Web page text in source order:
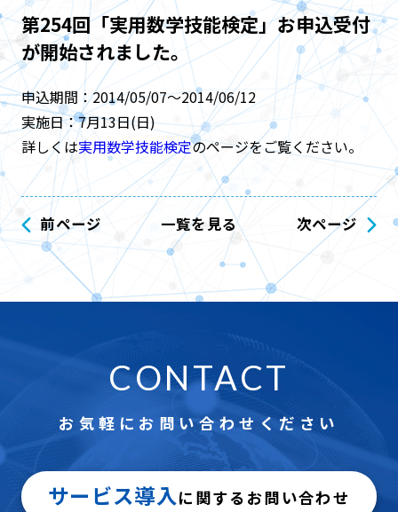
第254回「実用数学技能検定」お申込受付
が開始されました。
申込期間：2014/05/07～2014/06/12
実施日：7月13日(日)
詳しくは実用数学技能検定のページをご覧ください。
前ページ 一覧を見る 次ページ
CONTACT
お気軽にお問い合わせください
サービス導入に関するお問い合わせ